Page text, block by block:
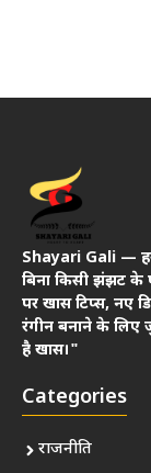
Shayari Gali —
बिना किसी झंझट के
पर खास टिप्स, नए
रंगीन बनाने के लिए
है खास।"
Categories
राजनीति